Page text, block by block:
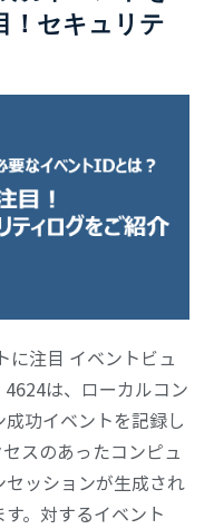
！セキュリテ
注目 イベントビュ
は、ローカルコン
功イベントを記録し
スのあったコンピュ
ッションが生成され
。対するイベント